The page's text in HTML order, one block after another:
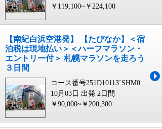
￥119,100~￥224,100
【南紀白浜空港発】 【たびなか】＜宿
泊税は現地払い＞＜ハーフマラソン・
エントリー付＞ 札幌マラソンを走ろう
３日間
コース番号251D10113`SHM0
10月03日 出発 2日間
￥90,000~￥200,300